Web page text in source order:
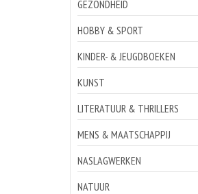
GEZONDHEID
HOBBY & SPORT
KINDER- & JEUGDBOEKEN
KUNST
LITERATUUR & THRILLERS
MENS & MAATSCHAPPIJ
NASLAGWERKEN
NATUUR